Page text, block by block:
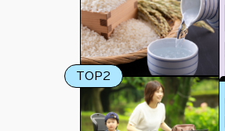
TOP2